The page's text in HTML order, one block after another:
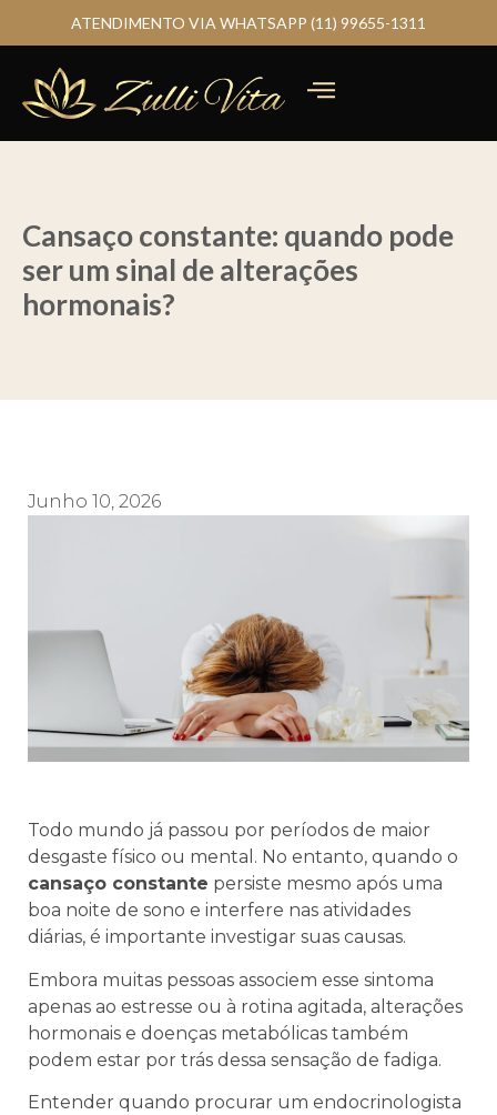
ATENDIMENTO VIA WHATSAPP (11) 99655-1311
Cansaço constante: quando pode
ser um sinal de alterações
hormonais?
Junho 10, 2026
Todo mundo já passou por períodos de maior
desgaste físico ou mental. No entanto, quando o
cansaço constante persiste mesmo após uma
boa noite de sono e interfere nas atividades
diárias, é importante investigar suas causas.
Embora muitas pessoas associem esse sintoma
apenas ao estresse ou à rotina agitada, alterações
hormonais e doenças metabólicas também
podem estar por trás dessa sensação de fadiga.
Entender quando procurar um endocrinologista